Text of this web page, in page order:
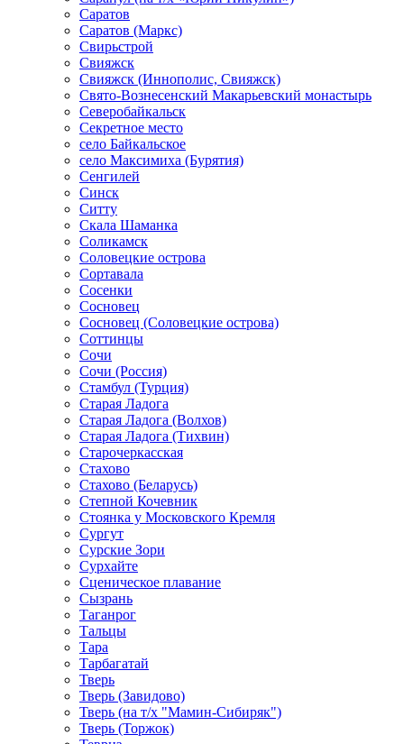
Саратов
Саратов (Маркс)
Свирьстрой
Свияжск
Свияжск (Иннополис, Свияжск)
Свято-Вознесенский Макарьевский монастырь
Северобайкальск
Секретное место
село Байкальское
село Максимиха (Бурятия)
Сенгилей
Синск
Ситту
Скала Шаманка
Соликамск
Соловецкие острова
Сортавала
Сосенки
Сосновец
Сосновец (Соловецкие острова)
Соттинцы
Сочи
Сочи (Россия)
Стамбул (Турция)
Старая Ладога
Старая Ладога (Волхов)
Старая Ладога (Тихвин)
Старочеркасская
Стахово
Стахово (Беларусь)
Степной Кочевник
Стоянка у Московского Кремля
Сургут
Сурские Зори
Сурхайте
Сценическое плавание
Сызрань
Таганрог
Тальцы
Тара
Тарбагатай
Тверь
Тверь (Завидово)
Тверь (на т/х "Мамин-Сибиряк")
Тверь (Торжок)